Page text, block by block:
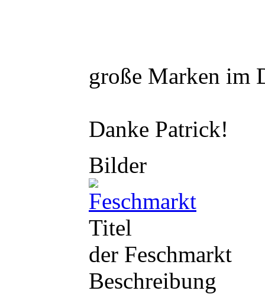
große Marken im
Danke Patrick!
Bilder
Titel
der Feschmarkt
Beschreibung